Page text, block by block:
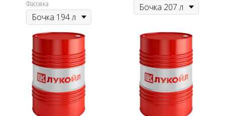
Фасовка